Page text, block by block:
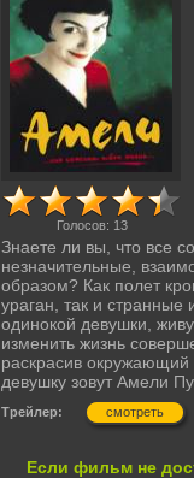
Голосов: 13
Знаете ли вы, что все
незначительные,
образом? Как полет
ураган, так и странные
одинокой девушки,
изменить жизнь
раскрасив
девушку зовут Амели
Трейлер: смотреть
Если фильм не